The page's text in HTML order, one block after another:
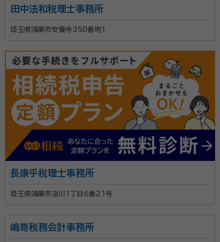
業診断士（登録番号:423242）、2級ファイナルシャルプランニング技能
試験合格、基本情報技術者試験合格
会社含む）経理⇒会計事務所勤務⇒独立開業 システムエンジニアをや
っておりましたが30歳の時に税理士になることを決意し、転職をして働
きながら税理士試験を5科目合格し、税理士になることが出来ました。
会計事務所勤務時には中小企業診断士の資格も取得し、独立して今に至
っております。 その他：公的機関の開業AD、YouTube
所長の北島慎也と申します。当事務所は2022年8月よ
り開業しております。 元々はシステムエンジニアをやっ
ておりました。そこから税理士試験を合格（簿記論、財務
諸表論、法人税法、消費税法、相続税法）し、中小企業診
断士の資格も取得しております。 前職においては土地・
建物等の評価、自社株式の評価などを得意としており、
生前贈与を中心とした相続税対策などを提案してまい
りました。 独立後またそんなに時間は経っておりません
時の納税シミュレーションなどその後を見据えた提案を
所属団体： 関東信越税理士会大宮支部、埼玉県中小企業診断協会
田中法和税理士事務所
埼玉県鴻巣市安養寺350番地1
長康乎税理士事務所
埼玉県鴻巣市逆川1丁目6番21号
嶋嵜税務会計事務所